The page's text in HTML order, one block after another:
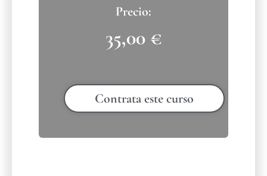
35,00 €
Contrata este curso